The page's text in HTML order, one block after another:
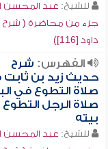
للشيخ: عبد المحسن
جزء من محاضرة ( شرح
داود [116])
الفهرس: شرح
حديث زيد بن
صلاة التطوع في
صلاة الرجل
بيته
للشيخ: عبد المحسن